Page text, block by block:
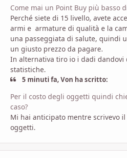
Come mai un Point Buy più basso
Perché siete di 15 livello, avete
armi e armature di qualità e la
una passeggiata di salute, quindi
un giusto prezzo da pagare.
In alternativa tiro io i dadi dandovi
statistiche.
5 minuti fa, Von ha scritto:
Per il costo degli oggetti quindi
caso?
Mi hai anticipato mentre scrivevo
oggetti.